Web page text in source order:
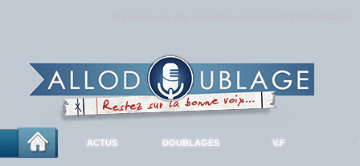
ACTUS DOUBLAGES V.F